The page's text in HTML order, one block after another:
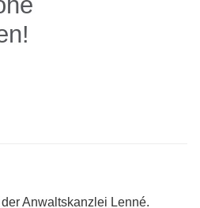
Anwaltskanzlei Lenné.